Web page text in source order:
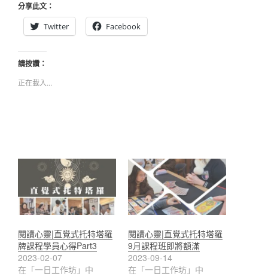
分享此文：
Twitter
Facebook
請按讚：
正在載入...
閱讀心靈|直覺式托特塔羅
牌課程學員心得Part3
2023-02-07
在「一日工作坊」中
閱讀心靈|直覺式托特塔羅
9月課程班即將額滿
2023-09-14
在「一日工作坊」中